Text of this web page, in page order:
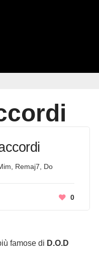
Remaj7, Do
0
famose di D.O.D